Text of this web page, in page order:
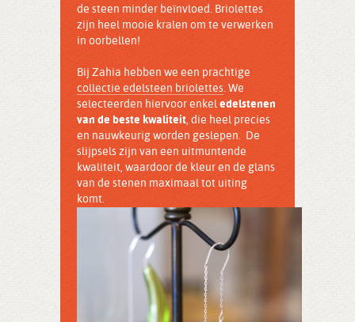
de steen minder beïnvloed. Briolettes
zijn heel mooie kralen om te verwerken
in oorbellen!
Bij Zahia hebben we een prachtige
collectie edelsteen briolettes. We
selecteerden hiervoor enkel edelstenen
van de beste kwaliteit, die heel precies
en nauwkeurig worden geslepen. De
slijpsels zijn van een uitmuntende
kwaliteit, waardoor de kleur en de glans
van de stenen maximaal tot uiting
komt.